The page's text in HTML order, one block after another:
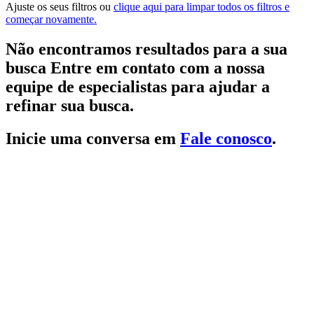
Ajuste os seus filtros ou clique aqui para limpar todos os filtros e
começar novamente.
Não encontramos resultados para a sua
busca Entre em contato com a nossa
equipe de especialistas para ajudar a
refinar sua busca.
Inicie uma conversa em Fale conosco.